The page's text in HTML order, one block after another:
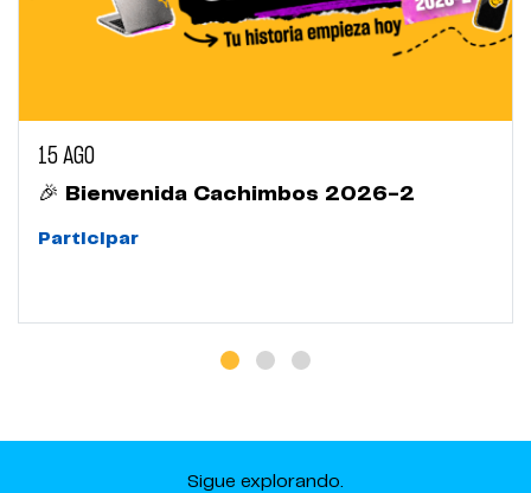
15 AGO
🎉 Bienvenida Cachimbos 2026-2
Participar
Sigue explorando.